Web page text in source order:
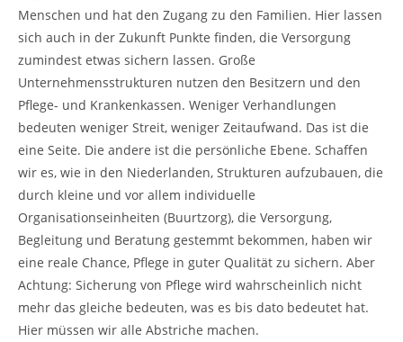
Menschen und hat den Zugang zu den Familien. Hier lassen
sich auch in der Zukunft Punkte finden, die Versorgung
zumindest etwas sichern lassen. Große
Unternehmensstrukturen nutzen den Besitzern und den
Pflege- und Krankenkassen. Weniger Verhandlungen
bedeuten weniger Streit, weniger Zeitaufwand. Das ist die
eine Seite. Die andere ist die persönliche Ebene. Schaffen
wir es, wie in den Niederlanden, Strukturen aufzubauen, die
durch kleine und vor allem individuelle
Organisationseinheiten (Buurtzorg), die Versorgung,
Begleitung und Beratung gestemmt bekommen, haben wir
eine reale Chance, Pflege in guter Qualität zu sichern. Aber
Achtung: Sicherung von Pflege wird wahrscheinlich nicht
mehr das gleiche bedeuten, was es bis dato bedeutet hat.
Hier müssen wir alle Abstriche machen.